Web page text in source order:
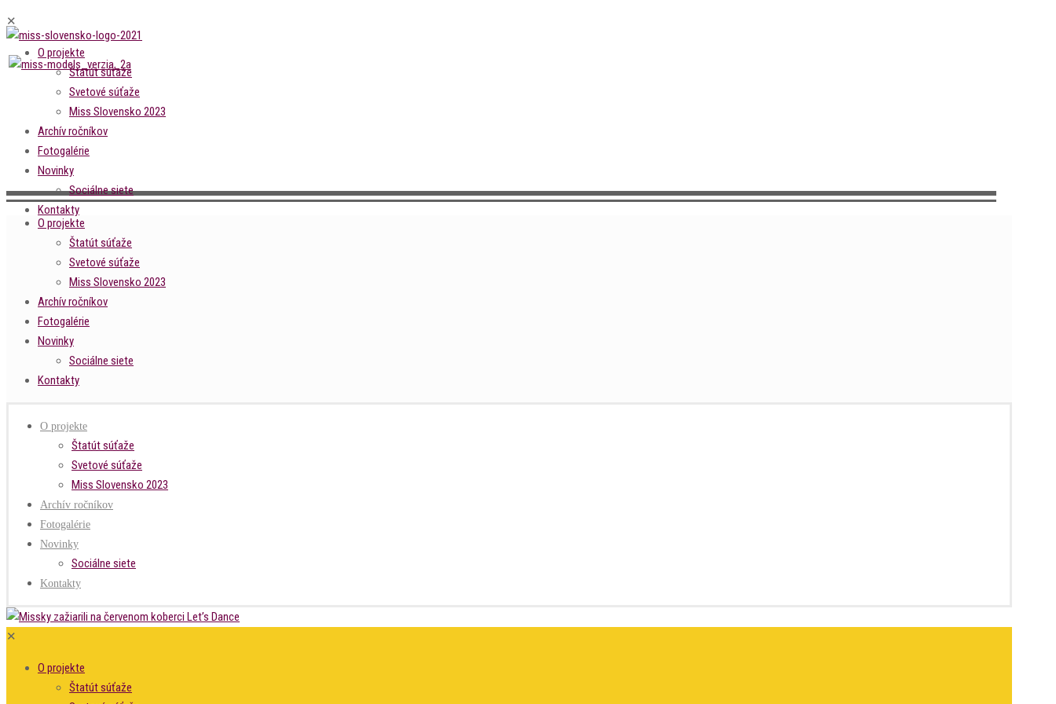
✕
O projekte
Štatút súťaže
Svetové súťaže
Miss Slovensko 2023
Archív ročníkov
Fotogalérie
Novinky
Sociálne siete
Kontakty
O projekte
Štatút súťaže
Svetové súťaže
Miss Slovensko 2023
Archív ročníkov
Fotogalérie
Novinky
Sociálne siete
Kontakty
O projekte
Štatút súťaže
Svetové súťaže
Miss Slovensko 2023
Archív ročníkov
Fotogalérie
Novinky
Sociálne siete
Kontakty
✕
O projekte
Štatút súťaže